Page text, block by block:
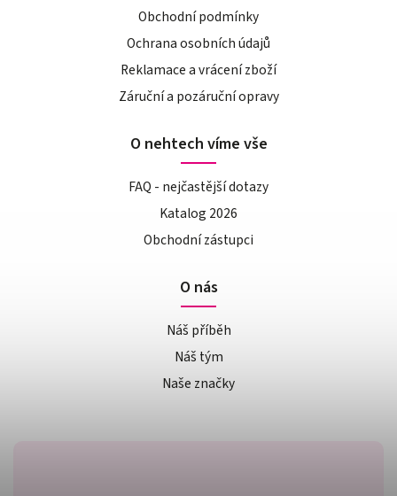
Obchodní podmínky
Ochrana osobních údajů
Reklamace a vrácení zboží
Záruční a pozáruční opravy
O nehtech víme vše
FAQ - nejčastější dotazy
Katalog 2026
Obchodní zástupci
O nás
Náš příběh
Náš tým
Naše značky